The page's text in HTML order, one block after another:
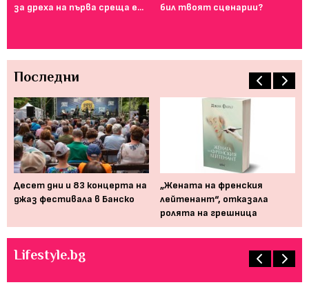
за дреха на първа среща е...
бил твоят сценарии?
Последни
Десет дни и 83 концерта на
джаз фестивала в Банско
„Жената на френския
лейтенант“, отказала
ролята на грешница
Lifestyle.bg